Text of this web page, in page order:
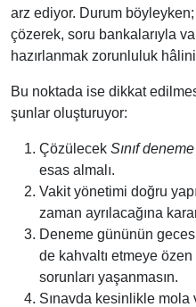
arz ediyor. Durum
çözerek, soru bankalarıyla
hazırlanmak zorunluluk hâlini
Bu noktada ise dikkat
şunlar oluşturuyor:
Çözülecek Sınıf
esas almalı.
Vakit yönetimi doğru
zaman ayrılacağına
Deneme gününün
de kahvaltı etmeye
sorunları yaşanmasın.
Sınavda kesinlikle